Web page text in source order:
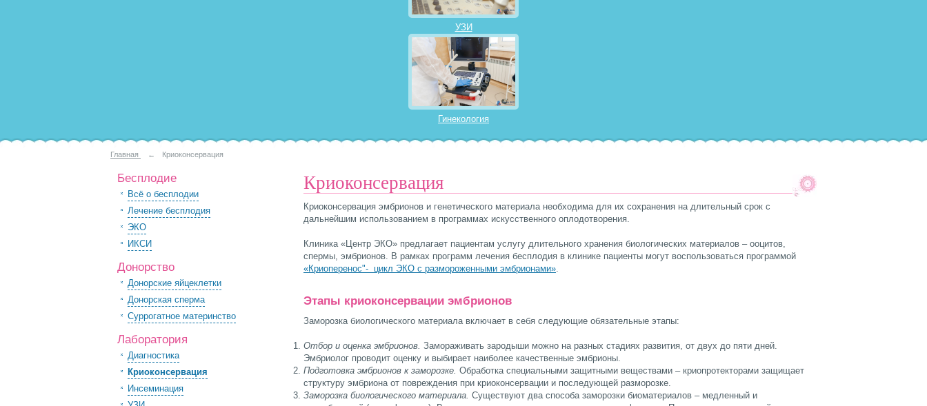
УЗИ
Гинекология
Главная ← Криоконсервация
Бесплодие
Всё о бесплодии
Лечение бесплодия
ЭКО
ИКСИ
Донорство
Донорские яйцеклетки
Донорская сперма
Суррогатное материнство
Лаборатория
Диагностика
Криоконсервация
Инсеминация
Криоконсервация
Криоконсервация эмбрионов и генетического материала необходима для их сохранения на длительный срок с
дальнейшим использованием в программах искусственного оплодотворения.
Клиника «Центр ЭКО» предлагает пациентам услугу длительного хранения биологических материалов – ооцитов,
спермы, эмбрионов. В рамках программ лечения бесплодия в клинике пациенты могут воспользоваться программой
«Криоперенос"- цикл ЭКО с размороженными эмбрионами»
Этапы криоконсервации эмбрионов
Заморозка биологического материала включает в себя следующие обязательные этапы:
Отбор и оценка эмбрионов. Замораживать зародыши можно на разных стадиях развития, от двух до пяти дней.
Эмбриолог проводит оценку и выбирает наиболее качественные эмбрионы.
Подготовка эмбрионов к заморозке. Обработка специальными защитными веществами – криопротекторами защищает
структуру эмбриона от повреждения при криоконсервации и последующей разморозке.
Заморозка биологического материала. Существуют два способа заморозки биоматериалов – медленный и